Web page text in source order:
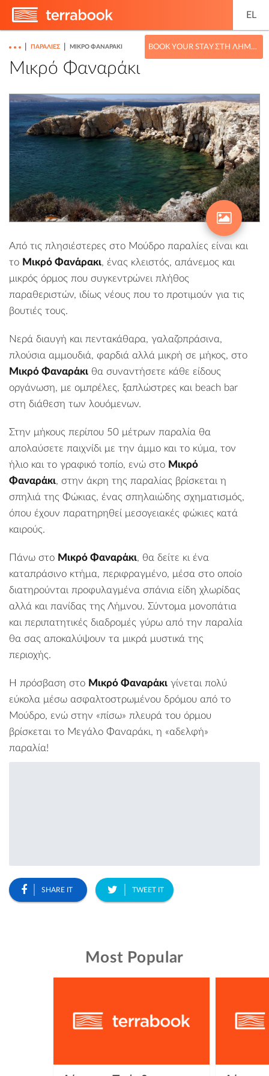
EL
BOOK YOUR STAY ΣΤΗ ΛΉΜΝΟ
ΠΑΡΑΛΊΕΣ ΜΙΚΡΌ ΦΑΝΑΡΆΚΙ
Μικρό Φαναράκι
Από τις πλησιέστερες στο Μούδρο παραλίες είναι και
το Μικρό Φανάρακι, ένας κλειστός, απάνεμος και
μικρός όρμος που συγκεντρώνει πλήθος
παραθεριστών, ιδίως νέους που το προτιμούν για τις
βουτιές τους.
Νερά διαυγή και πεντακάθαρα, γαλαζοπράσινα,
πλούσια αμμουδιά, φαρδιά αλλά μικρή σε μήκος, στο
Μικρό Φαναράκι θα συναντήσετε κάθε είδους
οργάνωση, με ομπρέλες, ξαπλώστρες και beach bar
στη διάθεση των λουόμενων.
Στην μήκους περίπου 50 μέτρων παραλία θα
απολαύσετε παιχνίδι με την άμμο και το κύμα, τον
ήλιο και το γραφικό τοπίο, ενώ στο Μικρό
Φαναράκι, στην άκρη της παραλίας βρίσκεται η
σπηλιά της Φώκιας, ένας σπηλαιώδης σχηματισμός,
όπου έχουν παρατηρηθεί μεσογειακές φώκιες κατά
καιρούς.
Πάνω στο Μικρό Φαναράκι, θα δείτε κι ένα
καταπράσινο κτήμα, περιφραγμένο, μέσα στο οποίο
διατηρούνται προφυλαγμένα σπάνια είδη χλωρίδας
αλλά και πανίδας της Λήμνου. Σύντομα μονοπάτια
και περιπατητικές διαδρομές γύρω από την παραλία
θα σας αποκαλύψουν τα μικρά μυστικά της
περιοχής.
Η πρόσβαση στο Μικρό Φαναράκι γίνεται πολύ
εύκολα μέσω ασφαλτοστρωμένου δρόμου από το
Μούδρο, ενώ στην «πίσω» πλευρά του όρμου
βρίσκεται το Μεγάλο Φαναράκι, η «αδελφή»
παραλία!
SHARE IT TWEET IT
Most Popular